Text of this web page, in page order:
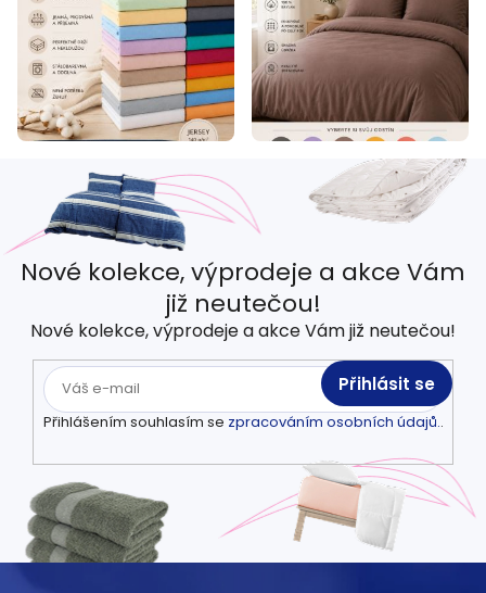
Nové kolekce, výprodeje a akce Vám
již neutečou!
Nové kolekce, výprodeje a akce Vám již neutečou!
Přihlášením souhlasím se zpracováním osobních údajů..
Přihlásit se